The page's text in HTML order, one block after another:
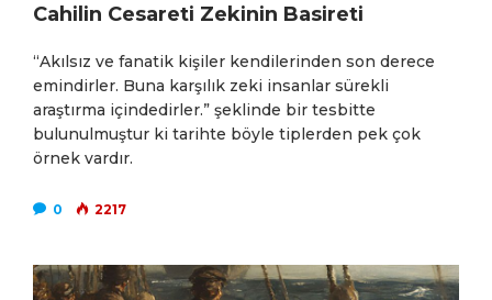
Cahilin Cesareti Zekinin Basireti
“Akılsız ve fanatik kişiler kendilerinden son derece
emindirler. Buna karşılık zeki insanlar sürekli
araştırma içindedirler.” şeklinde bir tesbitte
bulunulmuştur ki tarihte böyle tiplerden pek çok
örnek vardır.
0 2217